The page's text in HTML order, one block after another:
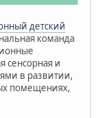
детский
команда
сенсорная и
в развитии,
помещениях,